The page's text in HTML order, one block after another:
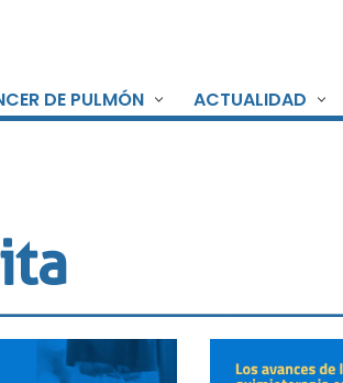
DE PULMÓN ACTUALIDAD